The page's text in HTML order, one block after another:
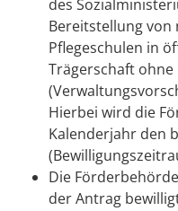
des
Bereitstellung von
Pflegeschulen in
Trägerschaft
Hierbei wird die
Kalenderjahr den
Die
der Antrag